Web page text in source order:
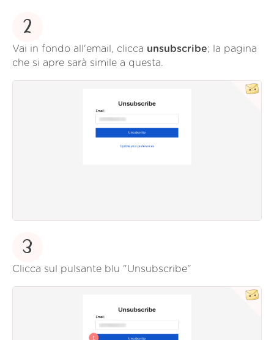
2
Vai in fondo all'email, clicca unsubscribe; la pagina
che si apre sarà simile a questa.
3
Clicca sul pulsante blu "Unsubscribe"